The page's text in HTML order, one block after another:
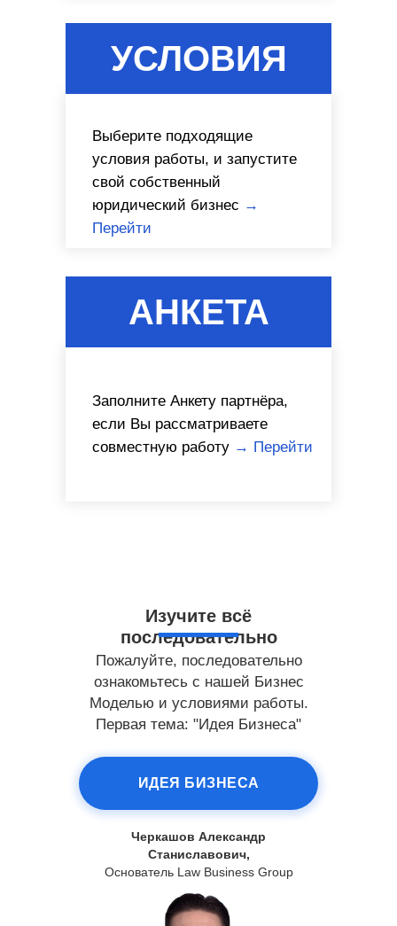
Выберите подходящие
условия работы, и запустите
свой собственный
юридический бизнес →
Перейти
УСЛОВИЯ
Заполните Анкету партнёра,
если Вы рассматриваете
совместную работу → Перейти
АНКЕТА
Пожалуйте, последовательно
ознакомьтесь с нашей Бизнес
Моделью и условиями работы.
Первая тема: "Идея Бизнеса"
Изучите всё
последовательно
ИДЕЯ БИЗНЕСА
Черкашов Александр
Станиславович,
Основатель Law Business Group